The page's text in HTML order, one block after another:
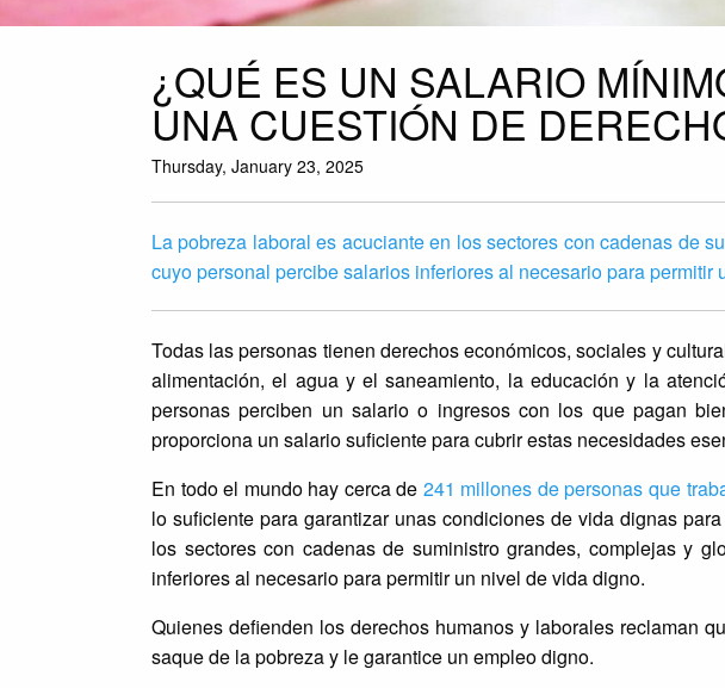
¿QUÉ ES UN SALARIO
UNA CUESTIÓN DE
Thursday, January 23, 2025
La pobreza laboral es acuciante en los sectores con cadenas de
cuyo personal percibe salarios inferiores al necesario para permitir
Todas las personas tienen derechos económicos, sociales y
alimentación, el agua y el saneamiento, la educación y la
personas perciben un salario o ingresos con los que pagan
proporciona un salario suficiente para cubrir estas necesidades
En todo el mundo hay cerca de 241 millones de personas que
lo suficiente para garantizar unas condiciones de vida dignas
los sectores con cadenas de suministro grandes, complejas y
inferiores al necesario para permitir un nivel de vida digno.
Quienes defienden los derechos humanos y laborales reclaman
saque de la pobreza y le garantice un empleo digno.